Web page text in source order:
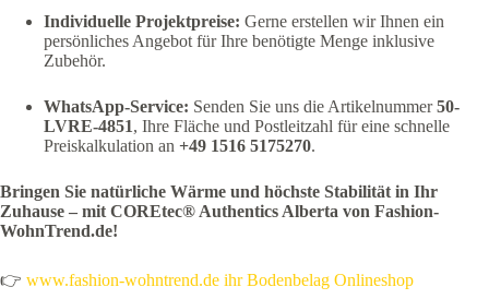
Individuelle Projektpreise: Gerne erstellen wir Ihnen ein
persönliches Angebot für Ihre benötigte Menge inklusive
Zubehör.
WhatsApp-Service: Senden Sie uns die Artikelnummer50-
LVRE-4851, Ihre Fläche und Postleitzahl für eine schnelle
Preiskalkulation an +49 1516 5175270.
Bringen Sie natürliche Wärme und höchste Stabilität in Ihr
Zuhause – mit COREtec® Authentics Alberta von Fashion-
WohnTrend.de!
👉 www.fashion-wohntrend.de ihr Bodenbelag Onlineshop